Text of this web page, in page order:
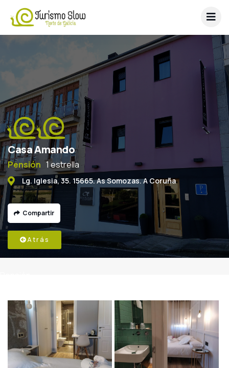
Casa Amando
Pensión 1 estrella
Lg. Iglesia, 35. 15665. As Somozas. A Coruña
Compartir
Atrás